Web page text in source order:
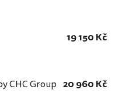
19 150 Kč
CHC Group 20 960 Kč